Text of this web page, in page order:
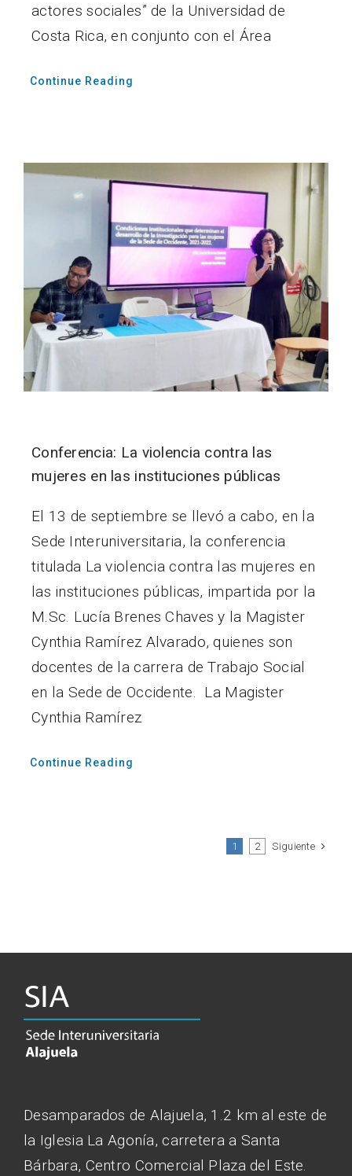
actores sociales” de la Universidad de
Costa Rica, en conjunto con el Área
Continue Reading
Conferencia: La violencia contra las
mujeres en las instituciones públicas
El 13 de septiembre se llevó a cabo, en la
Sede Interuniversitaria, la conferencia
titulada La violencia contra las mujeres en
las instituciones públicas, impartida por la
M.Sc. Lucía Brenes Chaves y la Magister
Cynthia Ramírez Alvarado, quienes son
docentes de la carrera de Trabajo Social
en la Sede de Occidente. La Magister
Cynthia Ramírez
Continue Reading
1 2 Siguiente
Desamparados de Alajuela, 1.2 km al este de
la Iglesia La Agonía, carretera a Santa
Bárbara, Centro Comercial Plaza del Este.